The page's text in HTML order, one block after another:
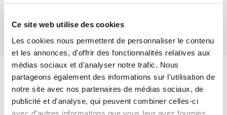
Ce site web utilise des cookies
Les cookies nous permettent de personnaliser le contenu
et les annonces, d'offrir des fonctionnalités relatives aux
médias sociaux et d'analyser notre trafic. Nous
partageons également des informations sur l'utilisation de
notre site avec nos partenaires de médias sociaux, de
publicité et d'analyse, qui peuvent combiner celles-ci
avec d'autres informations que vous leur avez fournies
Specifications
Formats